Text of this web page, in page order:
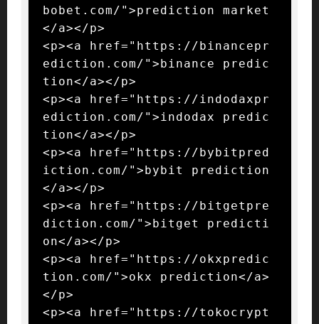
bobet.com/">prediction market
</a></p>
<p><a href="https://binancepr
ediction.com/">binance predic
tion</a></p>
<p><a href="https://indodaxpr
ediction.com/">indodax predic
tion</a></p>
<p><a href="https://bybitpred
iction.com/">bybit prediction
</a></p>
<p><a href="https://bitgetpre
diction.com/">bitget predicti
on</a></p>
<p><a href="https://okxpredic
tion.com/">okx prediction</a>
</p>
<p><a href="https://tokocrypt